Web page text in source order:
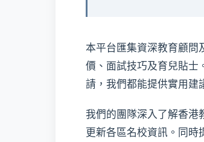
本平台匯集資深教育顧問
價、面試技巧及育兒貼士
請，我們都能提供實用建
我們的團隊深入了解香港
更新各區名校資訊。同時